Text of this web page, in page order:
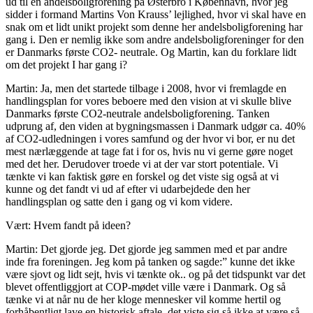
sidder i formand Martins Von Krauss’ lejlighed, hvor vi skal have en
snak om et lidt unikt projekt som denne her andelsboligforening har
gang i. Den er nemlig ikke som andre andelsboligforeninger for den
er Danmarks første CO2- neutrale. Og Martin, kan du forklare lidt
om det projekt I har gang i?
Martin: Ja, men det startede tilbage i 2008, hvor vi fremlagde en
handlingsplan for vores beboere med den vision at vi skulle blive
Danmarks første CO2-neutrale andelsboligforening. Tanken
udprung af, den viden at bygningsmassen i Danmark udgør ca. 40%
af CO2-udledningen i vores samfund og der hvor vi bor, er nu det
mest nærlæggende at tage fat i for os, hvis nu vi gerne gøre noget
med det her. Derudover troede vi at der var stort potentiale. Vi
tænkte vi kan faktisk gøre en forskel og det viste sig også at vi
kunne og det fandt vi ud af efter vi udarbejdede den her
handlingsplan og satte den i gang og vi kom videre.
Vært: Hvem fandt på ideen?
Martin: Det gjorde jeg. Det gjorde jeg sammen med et par andre
inde fra foreningen. Jeg kom på tanken og sagde:” kunne det ikke
være sjovt og lidt sejt, hvis vi tænkte ok.. og på det tidspunkt var det
blevet offentliggjort at COP-mødet ville være i Danmark. Og så
tænke vi at når nu de her kloge mennesker vil komme hertil og